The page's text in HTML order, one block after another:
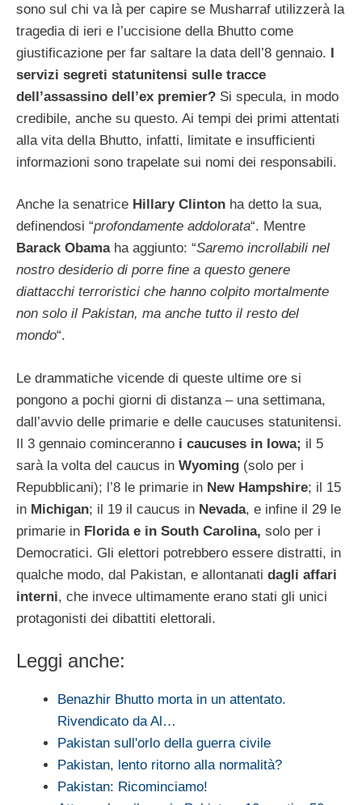
sono sul chi va là per capire se Musharraf utilizzerà la
tragedia di ieri e l’uccisione della Bhutto come
giustificazione per far saltare la data dell’8 gennaio. I
servizi segreti statunitensi sulle tracce
dell’assassino dell’ex premier? Si specula, in modo
credibile, anche su questo. Ai tempi dei primi attentati
alla vita della Bhutto, infatti, limitate e insufficienti
informazioni sono trapelate sui nomi dei responsabili.
Anche la senatrice Hillary Clinton ha detto la sua,
definendosi “profondamente addolorata“. Mentre
Barack Obamaha aggiunto: “Saremo incrollabili nel
nostro desiderio di porre fine a questo genere
diattacchi terroristici che hanno colpito mortalmente
non solo il Pakistan, ma anche tutto il resto del
mondo“.
Le drammatiche vicende di queste ultime ore si
pongono a pochi giorni di distanza – una settimana,
dall’avvio delle primarie e delle caucuses statunitensi.
Il 3 gennaio cominceranno i caucuses in Iowa; il 5
sarà la volta del caucus in Wyoming (solo per i
Repubblicani); l’8 le primarie in New Hampshire; il 15
in Michigan; il 19 il caucus in Nevada, e infine il 29 le
primarie in Florida e in South Carolina, solo per i
Democratici. Gli elettori potrebbero essere distratti, in
qualche modo, dal Pakistan, e allontanati dagli affari
interni, che invece ultimamente erano stati gli unici
protagonisti dei dibattiti elettorali.
Leggi anche:
Benazhir Bhutto morta in un attentato.
Rivendicato da Al…
Pakistan sull'orlo della guerra civile
Pakistan, lento ritorno alla normalità?
Pakistan: Ricominciamo!